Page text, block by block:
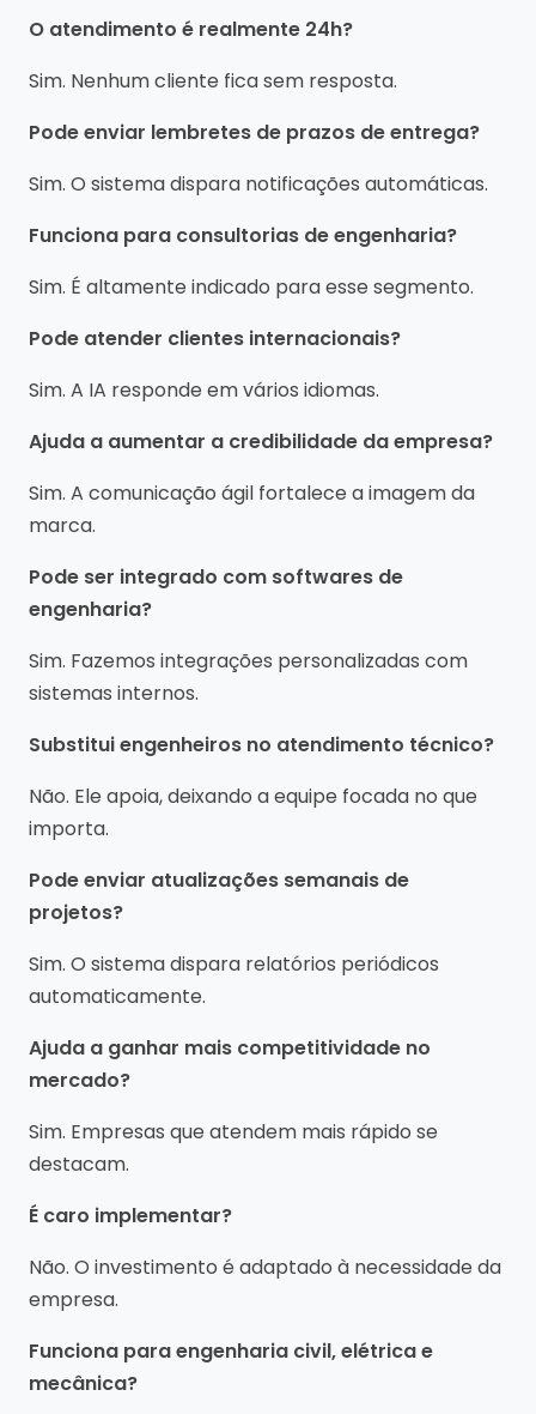
O atendimento é realmente 24h?
Sim. Nenhum cliente fica sem resposta.
Pode enviar lembretes de prazos de entrega?
Sim. O sistema dispara notificações automáticas.
Funciona para consultorias de engenharia?
Sim. É altamente indicado para esse segmento.
Pode atender clientes internacionais?
Sim. A IA responde em vários idiomas.
Ajuda a aumentar a credibilidade da empresa?
Sim. A comunicação ágil fortalece a imagem da
marca.
Pode ser integrado com softwares de
engenharia?
Sim. Fazemos integrações personalizadas com
sistemas internos.
Substitui engenheiros no atendimento técnico?
Não. Ele apoia, deixando a equipe focada no que
importa.
Pode enviar atualizações semanais de
projetos?
Sim. O sistema dispara relatórios periódicos
automaticamente.
Ajuda a ganhar mais competitividade no
mercado?
Sim. Empresas que atendem mais rápido se
destacam.
É caro implementar?
Não. O investimento é adaptado à necessidade da
empresa.
Funciona para engenharia civil, elétrica e
mecânica?